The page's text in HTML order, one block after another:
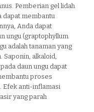
Pemberian gel lidah
dapat membantu
Anda dapat
ungu (graptophyllum
adalah tanaman yang
Saponin, alkaloid,
daun ungu dapat
proses
Efek anti-inflamasi
yang parah